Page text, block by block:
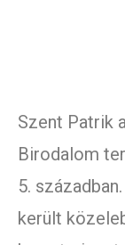
Szent Patrik
Birodalom
5.
került